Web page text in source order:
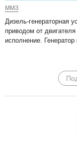
ММЗ
Дизель-генераторная
приводом от
исполнение.